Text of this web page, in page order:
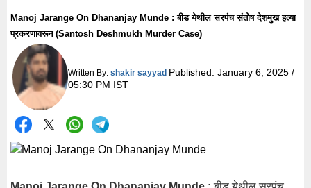
Manoj Jarange On Dhananjay Munde : बीड येथील सरपंच संतोष देशमुख हत्या
प्रकरणावरून (Santosh Deshmukh Murder Case)
Written By:shakir sayyad Published:January 6, 2025 /
05:30 PM IST